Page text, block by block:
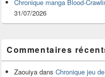
Chronique manga Blood-
31/07/2026
Commentaires
Zaouiya dans Chronique jeu